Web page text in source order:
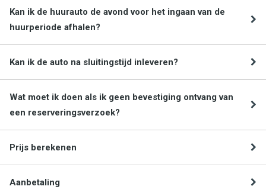
Kan ik de huurauto de avond voor het ingaan van de
huurperiode afhalen?
Kan ik de auto na sluitingstijd inleveren?
Wat moet ik doen als ik geen bevestiging ontvang van
een reserveringsverzoek?
Prijs berekenen
Aanbetaling